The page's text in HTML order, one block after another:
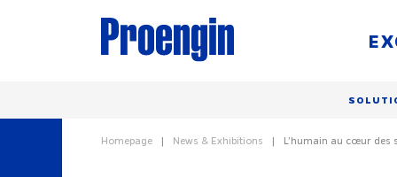
Homepage News & Exhibitions L’humain au cœur des